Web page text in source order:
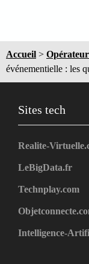
Accueil >
événementielle : les
Sites tech
Realite-
LeBigData.fr
Technplay.com
Intelligence-